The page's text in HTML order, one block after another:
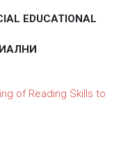
EDUCATIONAL
of Reading Skills to